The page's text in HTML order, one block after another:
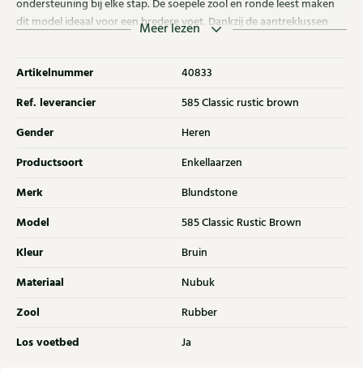
ondersteuning bij elke stap. De soepele zool en ronde leest maken
dit model ideaal voor een bredere voet. Dankzij de aantreklussen
Blundstone laarzen bij Klijsen.
Meer lezen
Artikelnummer 40833
Ref. leverancier 585 Classic rustic brown
Gender Heren
Productsoort Enkellaarzen
Merk Blundstone
Model 585 Classic Rustic Brown
Kleur Bruin
Materiaal Nubuk
Zool Rubber
Los voetbed Ja